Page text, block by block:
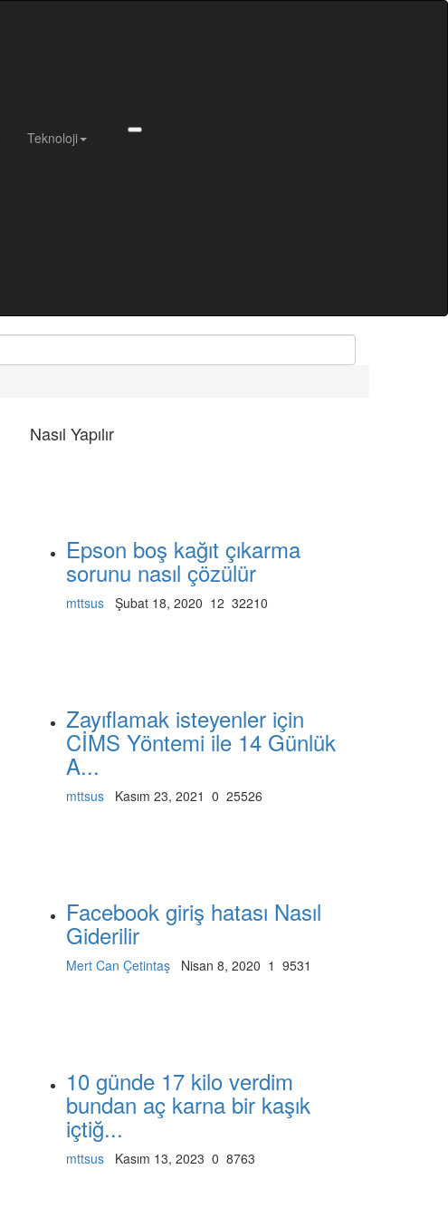
Teknoloji
Nasıl Yapılır
Epson boş kağıt çıkarma
sorunu nasıl çözülür
mttsus Şubat 18, 2020 12 32210
Zayıflamak isteyenler için
CİMS Yöntemi ile 14 Günlük
A...
mttsus Kasım 23, 2021 0 25526
Facebook giriş hatası Nasıl
Giderilir
Mert Can Çetintaş Nisan 8, 2020 1 9531
10 günde 17 kilo verdim
bundan aç karna bir kaşık
içtiğ...
mttsus Kasım 13, 2023 0 8763